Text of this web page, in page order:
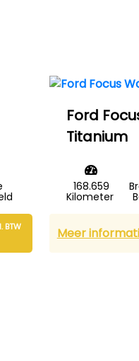
BTW
Ford
Titanium
168.659
Kilometer
Meer